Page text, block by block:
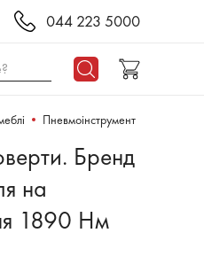
044 223 5000
Пневмоінструмент
Бренд
на
1890 Нм